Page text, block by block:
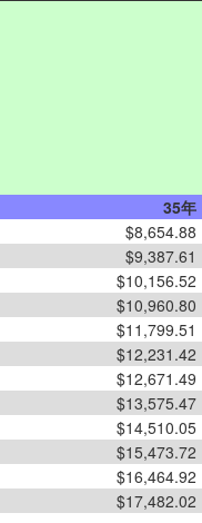
35年
$8,654.88
$9,387.61
$10,156.52
$10,960.80
$11,799.51
$12,231.42
$12,671.49
$13,575.47
$14,510.05
$15,473.72
$16,464.92
$17,482.02